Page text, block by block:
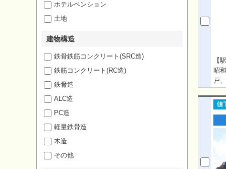
【
昭
戸
内
御
ホテルペンション
土地
建物構造
鉄骨鉄筋コンクリート(SRC造)
鉄筋コンクリート(RC造)
鉄骨造
ALC造
PC造
軽量鉄骨造
木造
その他